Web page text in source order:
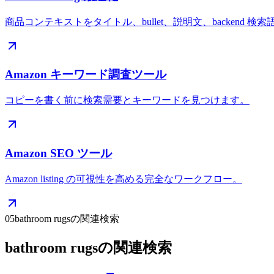
商品コンテキストをタイトル、bullet、説明文、backend 検索
Amazon キーワード調査ツール
コピーを書く前に検索需要とキーワードを見つけます。
Amazon SEO ツール
Amazon listing の可視性を高める完全なワークフロー。
05bathroom rugsの関連検索
bathroom rugsの関連検索